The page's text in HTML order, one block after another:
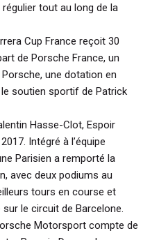
tout au long de la
Cup France reçoit 30
de Porsche France, un
une dotation en
soutien sportif de Patrick
Hasse-Clot, Espoir
Intégré à l’équipe
Parisien a remporté la
avec deux podiums au
tours en course et
le circuit de Barcelone.
Motorsport compte de